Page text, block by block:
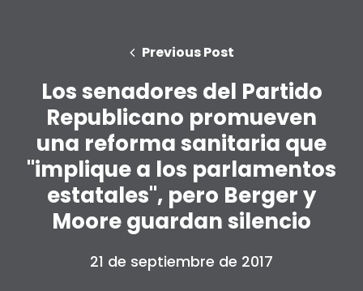
Previous Post
Los senadores del Partido
Republicano promueven
una reforma sanitaria que
"implique a los parlamentos
estatales", pero Berger y
Moore guardan silencio
21 de septiembre de 2017